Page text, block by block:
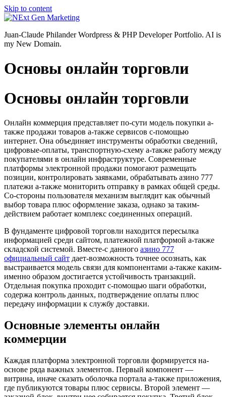
Skip to content
Juan-Claude Philander Wordpress & PHP Developer Portfolio. AI is
my New Domain.
Основы онлайн торговли
Основы онлайн торговли
Онлайн коммерция представляет по-сути модель покупки а-
также продажи товаров а-также сервисов с-помощью
интернет. Она объединяет инструменты обработки сведений,
цифровые-оплаты, транспортную-схему а-также работу между
покупателями в онлайн инфраструктуре. Современные
платформы электронной продажи помогают размещать
позиции, контролировать заявками, обрабатывать азино 777
платежи а-также мониторить отправку в рамках общей среды.
Со-стороны пользователя механизм выглядит как обычный
выбор товара плюс оформление заказа, однако за таким-
действием работает комплекс соединенных операций.
В фундаменте цифровой торговли находится пересылка
информацией среди сайтом, платежной платформой а-также
складской системой. Вместе-с данного азино 777
официальный сайт дает-возможность точнее осознать, как
выстраивается модель связи для компонентами а-также каким-
именно образом достигается устойчивость транзакций.
Отдельная покупка проходит с-помощью шаги обработки,
содержа контроль данных, подтверждение оплаты плюс
передачу информации к службу доставки.
Основные элементы онлайн
коммерции
Каждая платформа электронной торговли формируется на-
основе ряда важных элементов. Первый компонент —
витрина, иначе сказать оболочка портала а-также приложения,
где публикуются товары плюс сервисы. Второй элемент —